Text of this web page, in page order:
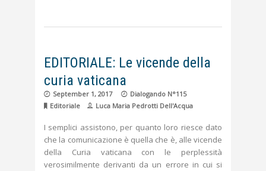
EDITORIALE: Le vicende della
curia vaticana
September 1, 2017
Dialogando N°115
Editoriale
Luca Maria Pedrotti Dell'Acqua
I semplici assistono, per quanto loro riesce dato
che la comunicazione è quella che è, alle vicende
della Curia vaticana con le perplessità
verosimilmente derivanti da un errore in cui si